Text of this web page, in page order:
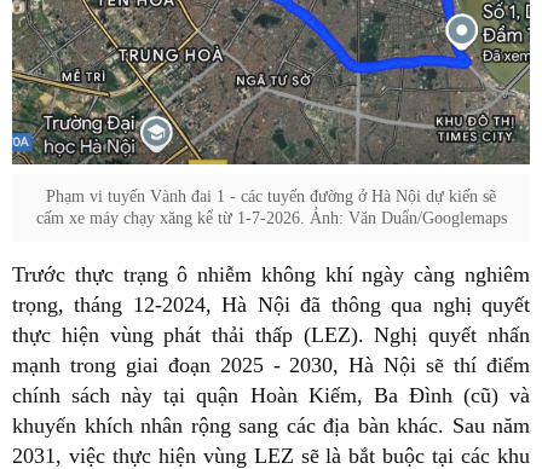
Phạm vi tuyến Vành đai 1 - các tuyến đường ở Hà Nội dự kiến sẽ
cấm xe máy chạy xăng kể từ 1-7-2026. Ảnh: Văn Duẩn/Googlemaps
Trước thực trạng ô nhiễm không khí ngày càng nghiêm
trọng, tháng 12-2024, Hà Nội đã thông qua nghị quyết
thực hiện vùng phát thải thấp (LEZ). Nghị quyết nhấn
mạnh trong giai đoạn 2025 - 2030, Hà Nội sẽ thí điểm
chính sách này tại quận Hoàn Kiếm, Ba Đình (cũ) và
khuyến khích nhân rộng sang các địa bàn khác. Sau năm
2031, việc thực hiện vùng LEZ sẽ là bắt buộc tại các khu